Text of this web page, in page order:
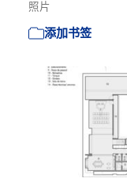
照片
添加书签